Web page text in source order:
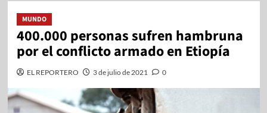
MUNDO
400.000 personas sufren hambruna
por el conflicto armado en Etiopía
EL REPORTERO 3 de julio de 2021 0